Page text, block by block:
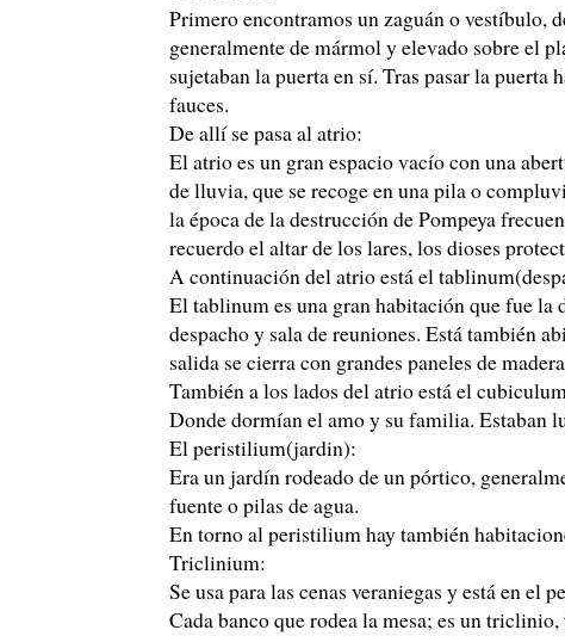
Primero encontramos un zaguán o vestíbulo,
generalmente de mármol y elevado sobre el
sujetaban la puerta en sí. Tras pasar la puerta
fauces.
De allí se pasa al atrio:
El atrio es un gran espacio vacío con una
de lluvia, que se recoge en una pila o
la época de la destrucción de Pompeya
recuerdo el altar de los lares, los dioses
A continuación del atrio está el
El tablinum es una gran habitación que fue la
despacho y sala de reuniones. Está también
salida se cierra con grandes paneles de
También a los lados del atrio está el
Donde dormían el amo y su familia. Estaban
El peristilium(jardin):
Era un jardín rodeado de un pórtico,
fuente o pilas de agua.
En torno al peristilium hay también
Triclinium:
Se usa para las cenas veraniegas y está en el
Cada banco que rodea la mesa; es un